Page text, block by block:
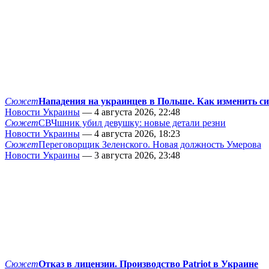
СюжетНападения на украинцев в Польше. Как изменить
Новости Украины — 4 августа 2026, 22:48
СюжетСВЧшник убил девушку: новые детали резни
Новости Украины — 4 августа 2026, 18:23
СюжетПереговорщик Зеленского. Новая должность Умерова
Новости Украины — 3 августа 2026, 23:48
СюжетОтказ в лицензии. Производство Patriot в Украине